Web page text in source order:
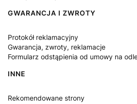
GWARANCJA I ZWROTY
Protokół reklamacyjny
Gwarancja, zwroty, reklamacje
Formularz odstąpienia od umowy na
INNE
Rekomendowane strony